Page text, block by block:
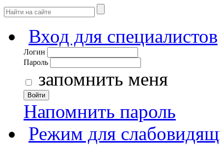
Вход для специалистов
Логин
Пароль
запомнить меня
Войти
Напомнить пароль
Режим для